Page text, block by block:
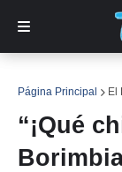
Página Principal El
“¡Qué